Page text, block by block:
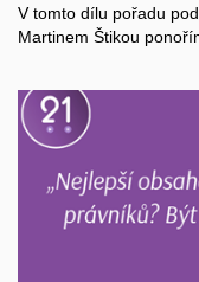
V tomto dílu pořadu
Martinem Štikou